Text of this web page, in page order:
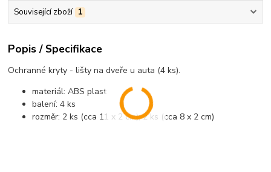
Související zboží 1
Popis / Specifikace
Ochranné kryty - lišty na dveře u auta (4 ks).
materiál: ABS plast
balení: 4 ks
rozměr: 2 ks (cca 11 x 2 cm); 2 ks (cca 8 x 2 cm)